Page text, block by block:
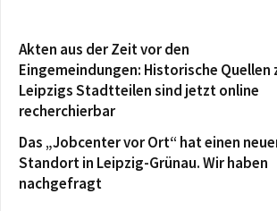
Akten aus der Zeit vor den
Eingemeindungen: Historische Quellen
Leipzigs Stadtteilen sind jetzt online
recherchierbar
Das „Jobcenter vor Ort“ hat einen
Standort in Leipzig-Grünau. Wir haben
nachgefragt